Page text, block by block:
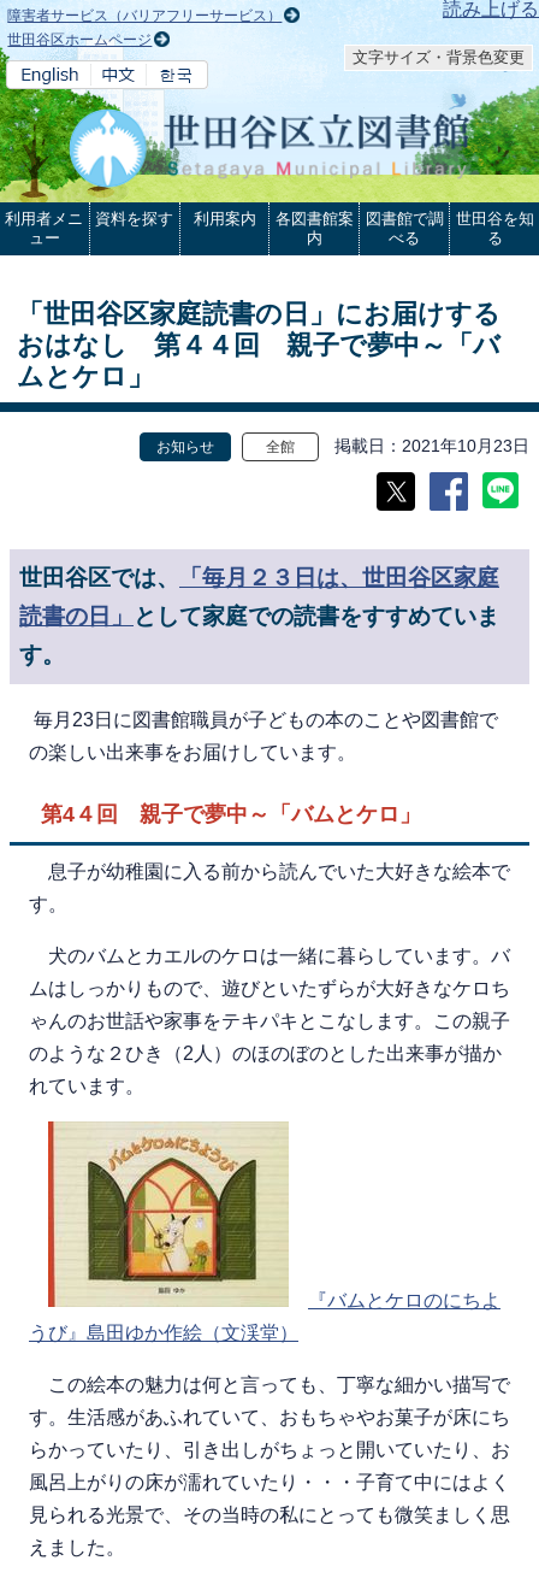
本文へ 読み上げる
障害者サービス（バリアフリーサービス）
世田谷区ホームページ
文字サイズ・背景色変更
利用者メニ
ュー
資料を探す 利用案内
各図書館案
内
図書館で調
べる
世田谷を知
る
「世田谷区家庭読書の日」にお届けする
おはなし 第４４回 親子で夢中～「バ
ムとケロ」
お知らせ 全館 掲載日 2021年10月23日
世田谷区では、
「毎月２３日は、世田谷区家庭
読書の日」
として家庭での読書をすすめていま
す。
毎月23日に図書館職員が子どもの本のことや図書館で
の楽しい出来事をお届けしています。
第4４回 親子で夢中～「バムとケロ」
息子が幼稚園に入る前から読んでいた大好きな絵本で
す。
犬のバムとカエルのケロは一緒に暮らしています。バ
ムはしっかりもので、遊びといたずらが大好きなケロち
ゃんのお世話や家事をテキパキとこなします。この親子
のような２ひき（2人）のほのぼのとした出来事が描か
れています。
『バムとケロのにちよ
うび』島田ゆか作絵（文渓堂）
この絵本の魅力は何と言っても、丁寧な細かい描写で
す。生活感があふれていて、おもちゃやお菓子が床にち
らかっていたり、引き出しがちょっと開いていたり、お
風呂上がりの床が濡れていたり・・・子育て中にはよく
見られる光景で、その当時の私にとっても微笑ましく思
えました。